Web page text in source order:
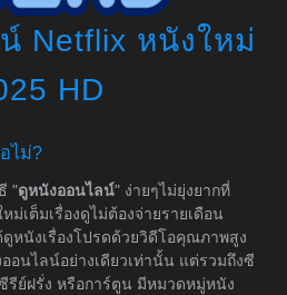
Netflix หนังใหม่
HD
ไม่?
"ดูหนังออนไลน์" ง่ายๆไม่ยุ่งยากที่
ม่เต็มเรื่องดูไม่ต้องจ่ายรายเดือน
หนังเรื่องโปรดด้วยวิดีโอคุณภาพสูง
อนไลน์อย่างเดียวเท่านั้น แต่รวมถึงซี
รีย์ฝรั่ง หรือการ์ตูน มีหมวดหมู่หนัง